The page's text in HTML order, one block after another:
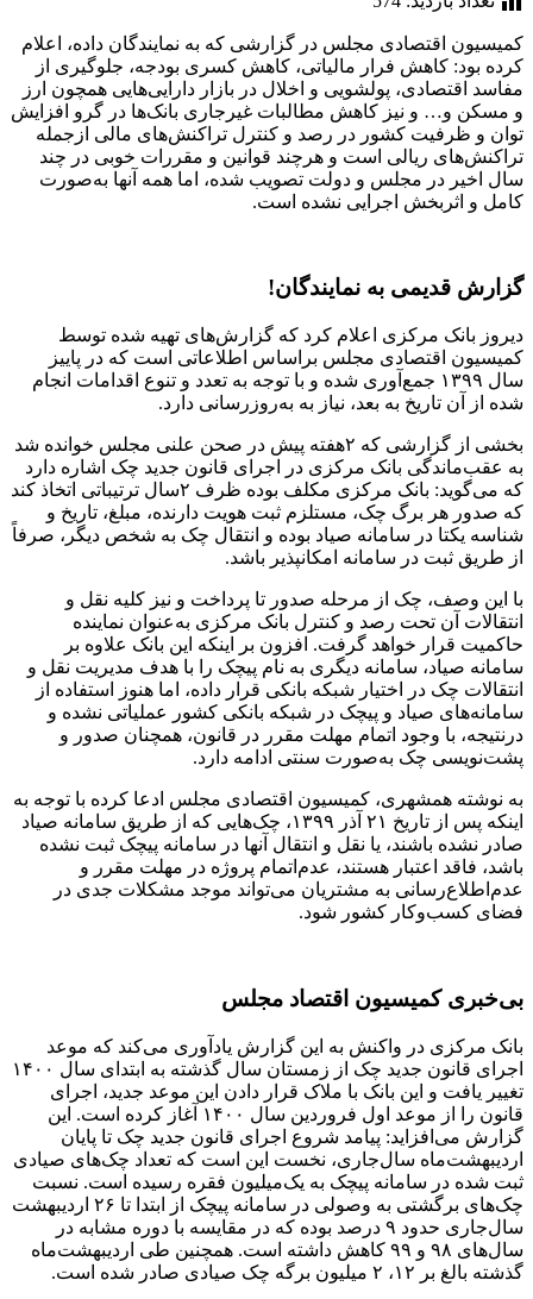
کمیسیون اقتصادی مجلس در گزارشی که به نمایندگان داده، اعلام
کرده بود: کاهش فرار مالیاتی، کاهش کسری بودجه، جلوگیری از
مفاسد اقتصادی، پولشویی و اخلال در بازار دارایی‌هایی همچون ارز
و مسکن و… و نیز کاهش مطالبات غیرجاری بانک‌ها در گرو افزایش
توان و ظرفیت کشور در رصد و کنترل تراکنش‌های مالی ازجمله
تراکنش‌های ریالی است و هرچند قوانین و مقررات خوبی در چند
سال اخیر در مجلس و دولت تصویب شده، اما همه آنها به‌صورت
کامل و اثربخش اجرایی نشده است.
گزارش قدیمی به نمایندگان!
دیروز بانک مرکزی اعلام کرد که گزارش‌های تهیه شده توسط
کمیسیون اقتصادی مجلس براساس اطلاعاتی است که در پاییز
سال ۱۳۹۹ جمع‌آوری شده و با توجه به تعدد و تنوع اقدامات انجام
شده از آن تاریخ به بعد، نیاز به به‌روز‌رسانی دارد.
بخشی از گزارشی که ۲هفته پیش در صحن علنی مجلس خوانده شد
به عقب‌ماندگی بانک مرکزی در اجرای قانون جدید چک اشاره دارد
که می‌گوید: بانک مرکزی مکلف بوده ظرف ۲سال ترتیباتی اتخاذ کند
که صدور هر برگ چک، مستلزم ثبت هویت دارنده، مبلغ، تاریخ و
شناسه یکتا در سامانه صیاد بوده و انتقال چک به شخص دیگر، صرفاً
از طریق ثبت در سامانه امکانپذیر باشد.
با این وصف، چک از مرحله صدور تا پرداخت و نیز کلیه نقل و
انتقالات آن تحت رصد و کنترل بانک مرکزی به‌عنوان نماینده
حاکمیت قرار خواهد گرفت. افزون بر اینکه این بانک علاوه بر
سامانه صیاد، سامانه دیگری به نام پیچک را با هدف مدیریت نقل و
انتقالات چک در اختیار شبکه بانکی قرار داده، اما هنوز استفاده از
سامانه‌های صیاد و پیچک در شبکه بانکی کشور عملیاتی نشده و
درنتیجه، با وجود اتمام مهلت مقرر در قانون، همچنان صدور و
پشت‌نویسی چک به‌صورت سنتی ادامه دارد.
به نوشته همشهری، کمیسیون اقتصادی مجلس ادعا کرده با توجه به
اینکه پس از تاریخ ۲۱ آذر ۱۳۹۹، چک‌هایی که از طریق سامانه صیاد
صادر نشده باشند، یا نقل و انتقال آنها در سامانه پیچک ثبت نشده
باشد، فاقد اعتبار هستند، عدم‌اتمام پروژه در مهلت مقرر و
عدم‌اطلاع‌رسانی به مشتریان می‌تواند موجد مشکلات جدی در
فضای کسب‌وکار کشور شود.
بی‌خبری کمیسیون اقتصاد مجلس
بانک مرکزی در واکنش به این گزارش یادآوری می‌کند که موعد
اجرای قانون جدید چک از زمستان سال گذشته به ابتدای سال ۱۴۰۰
تغییر یافت و این بانک با ملاک قرار دادن این موعد جدید، اجرای
قانون را از موعد اول فروردین سال ۱۴۰۰ آغاز کرده است. این
گزارش می‌افزاید: پیامد شروع اجرای قانون جدید چک تا پایان
اردیبهشت‌ماه سال‌جاری، نخست این است که تعداد چک‌های صیادی
ثبت شده در سامانه پیچک به یک‌میلیون فقره رسیده است. نسبت
چک‌های برگشتی به وصولی در سامانه پیچک از ابتدا تا ۲۶ اردیبهشت
سال‌جاری حدود ۹ درصد بوده که در مقایسه با دوره مشابه در
سال‌های ۹۸ و ۹۹ کاهش داشته است. همچنین طی اردیبهشت‌ماه
گذشته بالغ بر ۱۲، ۲ میلیون برگه چک صیادی صادر شده است.